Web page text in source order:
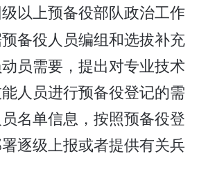
以上预备役部队政治工作
备役人员编组和选拔补充
员需要，提出对专业技术
人员进行预备役登记的需
名单信息，按照预备役登
逐级上报或者提供有关兵